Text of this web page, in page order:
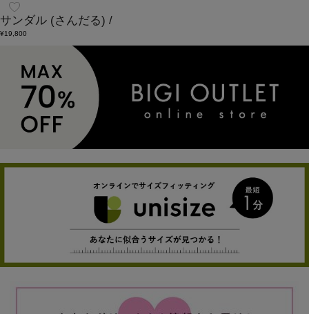
サンダル (さんだる) /
¥19,800